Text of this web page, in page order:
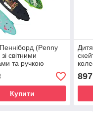
(Penny
світними
та ручкою
Купити
897